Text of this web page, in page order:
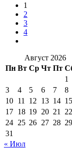
1
2
3
4
Август 2026
Пн Вт Ср Чт Пт
1
3
4 5 6 7 8
10 11 12 13 14 15
17 18 19 20 21 22
24 25 26 27 28 29
31
« Июл